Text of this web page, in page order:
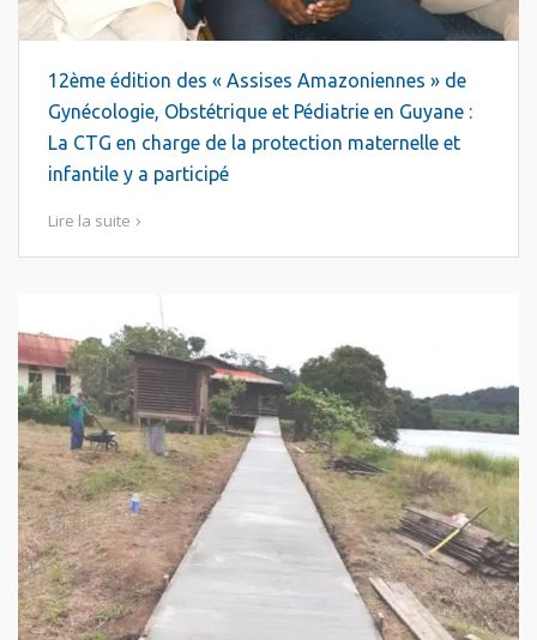
12ème édition des « Assises Amazoniennes » de
Gynécologie, Obstétrique et Pédiatrie en Guyane :
La CTG en charge de la protection maternelle et
infantile y a participé
Lire la suite